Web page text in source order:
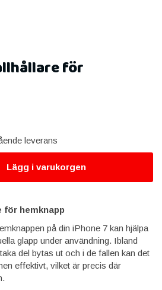
för
leverans
Lägg i varukorgen
för hemknapp
på din iPhone 7 kan hjälpa
glapp under användning. Ibland
del bytas ut och i de fallen kan det
effektivt, vilket är precis där